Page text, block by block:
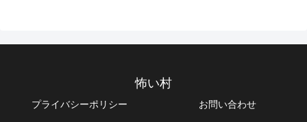
怖い村
プライバシーポリシー お問い合わせ